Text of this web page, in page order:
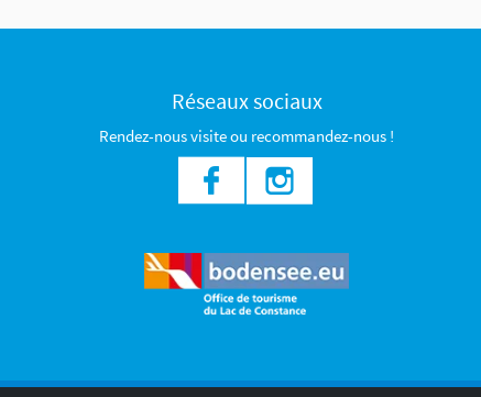
Réseaux sociaux
Rendez-nous visite ou recommandez-nous !